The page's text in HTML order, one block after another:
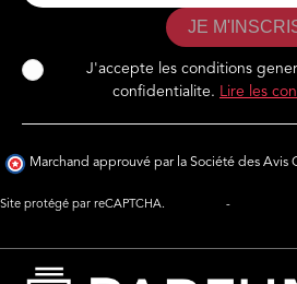
JE
J'accepte les conditions
confidentialite. Lire les
Marchand approuvé par la Société des Avis
Site protégé par reCAPTCHA. -